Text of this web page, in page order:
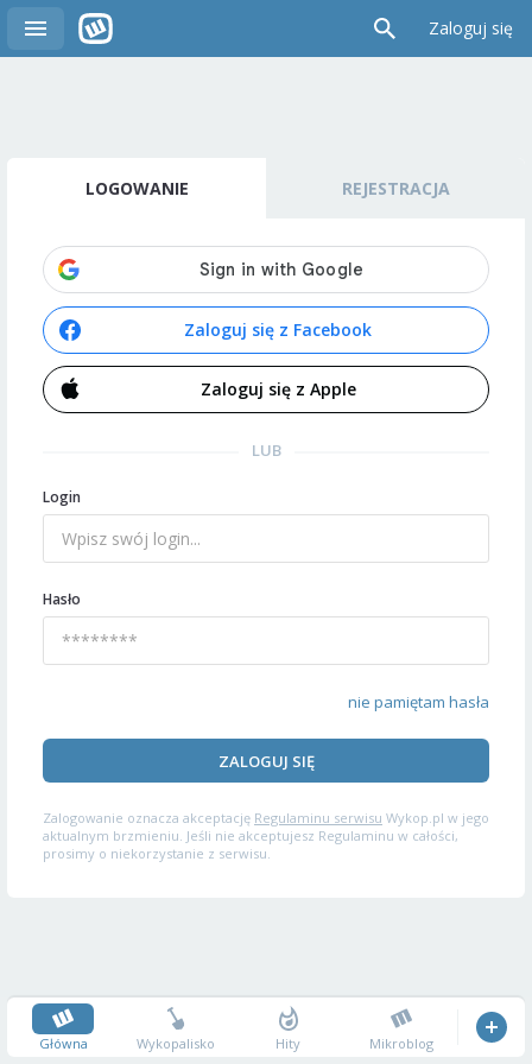
Zaloguj się
LOGOWANIE REJESTRACJA
Zaloguj się z Facebook
Zaloguj się z Apple
LUB
Login
Hasło
nie pamiętam hasła
ZALOGUJ SIĘ
Zalogowanie oznacza akceptację Regulaminu serwisu Wykop.pl w jego
aktualnym brzmieniu. Jeśli nie akceptujesz Regulaminu w całości,
prosimy o niekorzystanie z serwisu.
Główna Wykopalisko Hity Mikroblog